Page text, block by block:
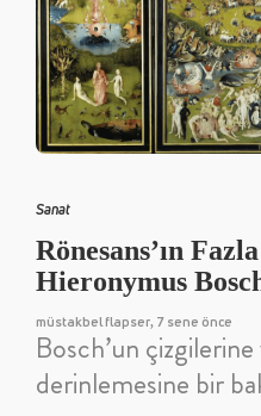
Sanat
Rönesans’ın
Hieronymus
müstakbel flapser, 7 sene önce
Bosch’un
derinlemesine bir